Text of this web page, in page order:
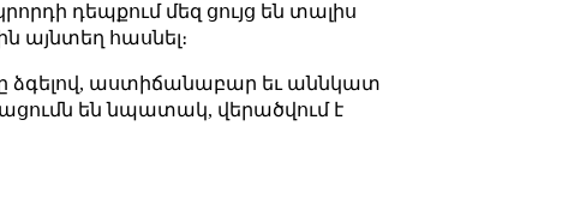
դեպքում մեզ ցույց են տալիս
այնտեղ հասնել։
ձգելով, աստիճանաբար եւ աննկատ
են նպատակ, վերածվում է